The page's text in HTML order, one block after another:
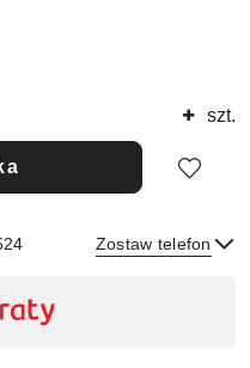
szt.
Zostaw telefon